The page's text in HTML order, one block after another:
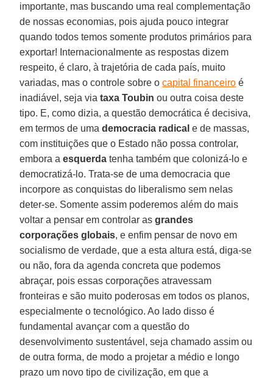
importante, mas buscando uma real complementação
de nossas economias, pois ajuda pouco integrar
quando todos temos somente produtos primários para
exportar! Internacionalmente as respostas dizem
respeito, é claro, à trajetória de cada país, muito
variadas, mas o controle sobre ocapital financeiro é
inadiável, seja via taxa Toubin ou outra coisa deste
tipo. E, como dizia, a questão democrática é decisiva,
em termos de uma democracia radical e de massas,
com instituições que o Estado não possa controlar,
embora aesquerda tenha também que colonizá-lo e
democratizá-lo. Trata-se de uma democracia que
incorpore as conquistas do liberalismo sem nelas
deter-se. Somente assim poderemos além do mais
voltar a pensar em controlar asgrandes
corporações globais, e enfim pensar de novo em
socialismo de verdade, que a esta altura está, diga-se
ou não, fora da agenda concreta que podemos
abraçar, pois essas corporações atravessam
fronteiras e são muito poderosas em todos os planos,
especialmente o tecnológico. Ao lado disso é
fundamental avançar com a questão do
desenvolvimento sustentável, seja chamado assim ou
de outra forma, de modo a projetar a médio e longo
prazo um novo tipo de civilização, em que a